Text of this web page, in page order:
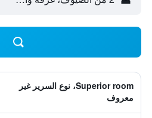
Superior room، نوع السرير غير
معروف